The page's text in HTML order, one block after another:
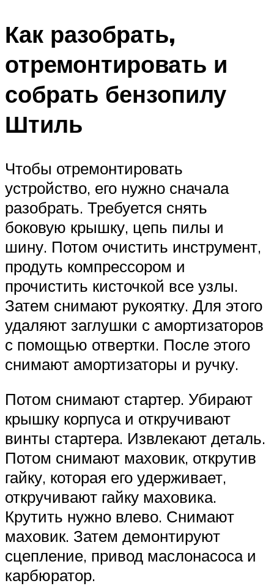
Как разобрать,
отремонтировать и
собрать бензопилу
Штиль
Чтобы отремонтировать
устройство, его нужно сначала
разобрать. Требуется снять
боковую крышку, цепь пилы и
шину. Потом очистить инструмент,
продуть компрессором и
прочистить кисточкой все узлы.
Затем снимают рукоятку. Для этого
удаляют заглушки с амортизаторов
с помощью отвертки. После этого
снимают амортизаторы и ручку.
Потом снимают стартер. Убирают
крышку корпуса и откручивают
винты стартера. Извлекают деталь.
Потом снимают маховик, открутив
гайку, которая его удерживает,
откручивают гайку маховика.
Крутить нужно влево. Снимают
маховик. Затем демонтируют
сцепление, привод маслонасоса и
карбюратор.